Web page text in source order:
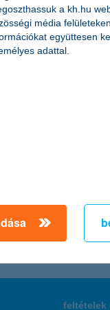
könyvelt el a
A K&H Biztosító
feltételek
a kh.hu
média
együttesen
adattal.